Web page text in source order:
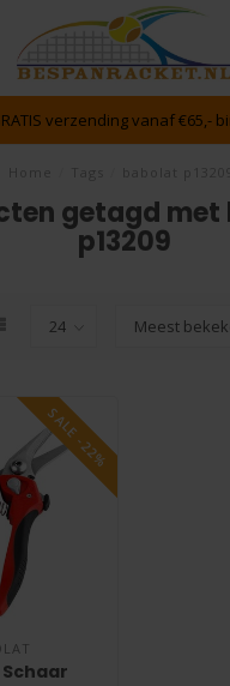
verzending vanaf €65,-
getagd
p13209
SALE -22%